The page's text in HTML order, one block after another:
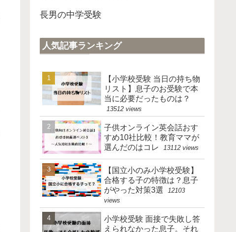
長男の中学受験
人気記事ランキング
【小学校受験 当日の持ち物
リスト】息子のお受験で本
当に必要だったものは？
13512 views
子供オンライン英会話おす
すめ10社比較！教育ママが
選んだのはコレ
13112 views
【国立小のみ小学校受験】
合格する子の特徴は？息子
がやった対策3選
12103
views
小学校受験 面接で失敗し答
えられなかった息子。それ